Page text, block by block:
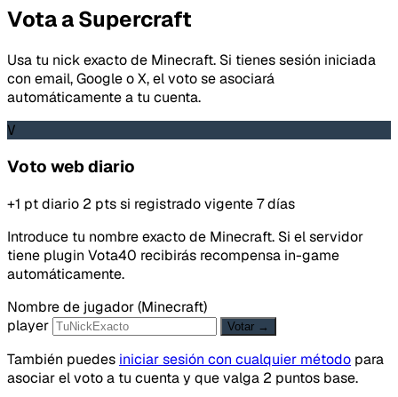
Vota a Supercraft
Usa tu nick exacto de Minecraft. Si tienes sesión iniciada
con email, Google o X, el voto se asociará
automáticamente a tu cuenta.
V
Voto web diario
+1 pt diario 2 pts si registradovigente 7 días
Introduce tu nombre exacto de Minecraft. Si el servidor
tiene plugin Vota40 recibirás recompensa in-game
automáticamente.
Nombre de jugador (Minecraft)
player
Votar →
También puedes iniciar sesión con cualquier método para
asociar el voto a tu cuenta y que valga 2 puntos base.